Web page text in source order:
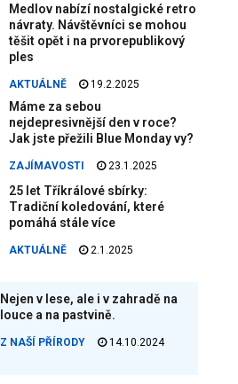
Medlov nabízí nostalgické retro
návraty. Návštěvníci se mohou
těšit opět i na prvorepublikový
ples
AKTUÁLNĚ 19.2.2025
Máme za sebou
nejdepresivnější den v roce?
Jak jste přežili Blue Monday vy?
ZAJÍMAVOSTI 23.1.2025
25 let Tříkrálové sbírky:
Tradiční koledování, které
pomáhá stále více
AKTUÁLNĚ 2.1.2025
Nejen v lese, ale i v zahradě na
louce a na pastvině.
Z NAŠÍ PŘÍRODY 14.10.2024